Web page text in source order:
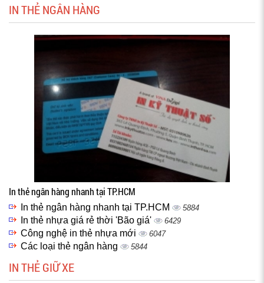
IN THẺ NGÂN HÀNG
In thẻ ngân hàng nhanh tại TP.HCM
In thẻ ngân hàng nhanh tại TP.HCM 5884
In thẻ nhựa giá rẻ thời 'Bão giá' 6429
Công nghệ in thẻ nhựa mới 6047
Các loại thẻ ngân hàng 5844
IN THẺ GIỮ XE